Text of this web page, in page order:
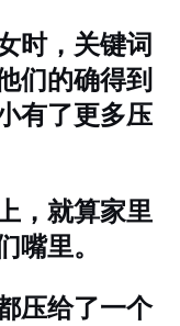
时，关键词
们的确得到
有了更多压
，就算家里
嘴里。
压给了一个